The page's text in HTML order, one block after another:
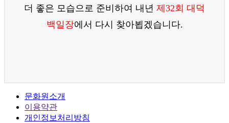
더 좋은 모습으로 준비하여 내년 제32회 대덕
백일장에서 다시 찾아뵙겠습니다.
문화원소개
이용약관
개인정보처리방침